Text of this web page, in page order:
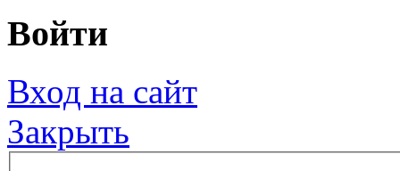
Войти
Вход на сайт
Закрыть